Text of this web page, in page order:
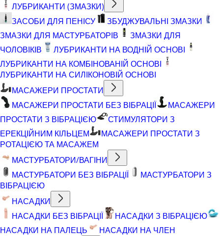
ЛУБРИКАНТИ (ЗМАЗКИ)
ЗАСОБИ ДЛЯ ПЕНІСУ
ЗБУДЖУВАЛЬНІ ЗМАЗКИ
ЗМАЗКИ ДЛЯ МАСТУРБАТОРІВ
ЗМАЗКИ ДЛЯ
ЧОЛОВІКІВ
ЛУБРИКАНТИ НА ВОДНІЙ ОСНОВІ
ЛУБРИКАНТИ НА КОМБІНОВАНІЙ ОСНОВІ
ЛУБРИКАНТИ НА СИЛІКОНОВІЙ ОСНОВІ
МАСАЖЕРИ ПРОСТАТИ
МАСАЖЕРИ ПРОСТАТИ БЕЗ ВІБРАЦІЇ
МАСАЖЕРИ
ПРОСТАТИ З ВІБРАЦІЄЮ
СТИМУЛЯТОРИ З
ЕРЕКЦІЙНИМ КІЛЬЦЕМ
МАСАЖЕРИ ПРОСТАТИ З
РОТАЦІЄЮ ТА МАСАЖЕМ
МАСТУРБАТОРИ/ВАГІНИ
МАСТУРБАТОРИ БЕЗ ВІБРАЦІЇ
МАСТУРБАТОРИ З
ВІБРАЦІЄЮ
НАСАДКИ
НАСАДКИ БЕЗ ВІБРАЦІЇ
НАСАДКИ З ВІБРАЦІЄЮ
НАСАДКИ НА ПАЛЕЦЬ
НАСАДКИ НА ЧЛЕН